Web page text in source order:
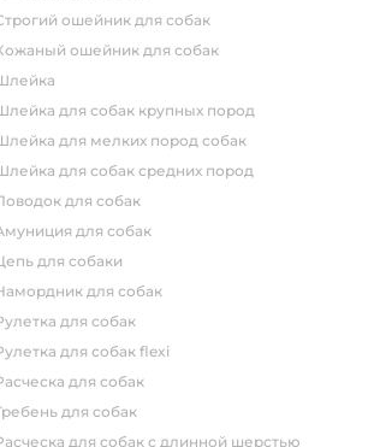
строгий ошейник для собак
кожаный ошейник для собак
шлейка
шлейка для собак крупных пород
шлейка для мелких пород собак
шлейка для собак средних пород
поводок для собак
амуниция для собак
цепь для собаки
намордник для собак
рулетка для собак
рулетка для собак flexi
расческа для собак
гребень для собак
расческа для собак с длинной шерстью